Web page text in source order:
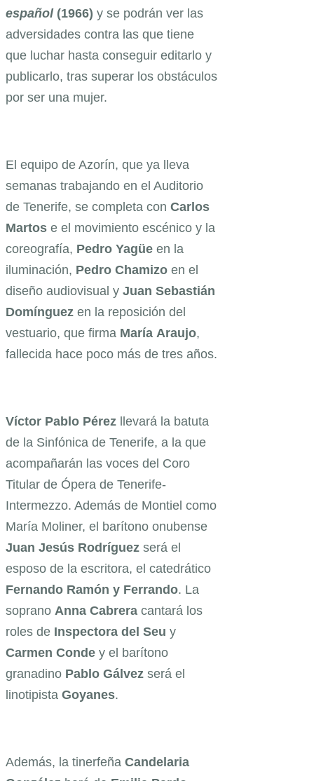
español(1966) y se podrán ver las
adversidades contra las que tiene
que luchar hasta conseguir editarlo y
publicarlo, tras superar los obstáculos
por ser una mujer.
El equipo de Azorín, que ya lleva
semanas trabajando en el Auditorio
de Tenerife, se completa con Carlos
Martos e el movimiento escénico y la
coreografía, Pedro Yagüe en la
iluminación, Pedro Chamizo en el
diseño audiovisual y Juan Sebastián
Domínguez en la reposición del
vestuario, que firma María Araujo,
fallecida hace poco más de tres años.
Víctor Pablo Pérez llevará la batuta
de la Sinfónica de Tenerife, a la que
acompañarán las voces del Coro
Titular de Ópera de Tenerife-
Intermezzo. Además de Montiel como
María Moliner, el barítono onubense
Juan Jesús Rodríguez será el
esposo de la escritora, el catedrático
Fernando Ramón y Ferrando. La
soprano Anna Cabrera cantará los
roles de Inspectora del Seu y
Carmen Conde y el barítono
granadino Pablo Gálvez será el
linotipista Goyanes.
Además, la tinerfeña Candelaria